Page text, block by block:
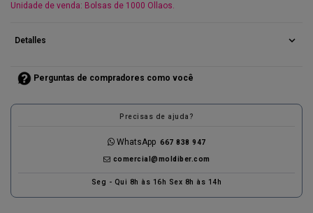
Unidade de venda: Bolsas de 1000 Ollaos.
Detalles expand_more
Perguntas de compradores como você
Precisas de ajuda?
WhatsApp 667 838 947
comercial@moldiber.com
Seg - Qui 8h às 16h Sex 8h às 14h